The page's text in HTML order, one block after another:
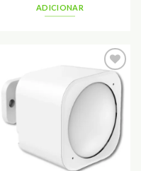
ADICIONAR
Adicionar
aos
Favoritos